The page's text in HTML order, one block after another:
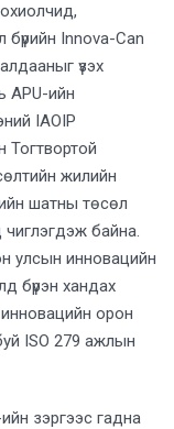
бүрийн Innova-Can
үзэх
APU-ийн
IAOIP
Тогтвортой
жилийн
шатны төсөл
байна.
улсын инновацийн
бүрэн хандах
орон
ISO 279 ажлын
зэргээс гадна